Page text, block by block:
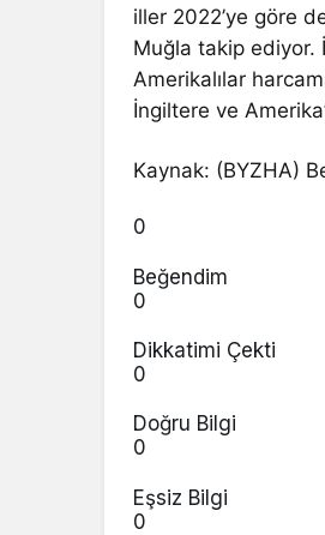
iller 2022’ye göre
Muğla takip ediyor.
Amerikalılar
İngiltere ve
Kaynak: (BYZHA)
0
Beğendim
0
Dikkatimi Çekti
0
Doğru Bilgi
0
Eşsiz Bilgi
0